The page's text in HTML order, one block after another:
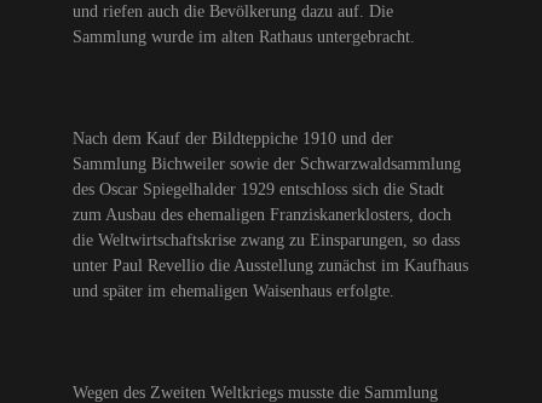
und riefen auch die Bevölkerung dazu auf. Die
Sammlung wurde im alten Rathaus untergebracht.
Nach dem Kauf der Bildteppiche 1910 und der
Sammlung Bichweiler sowie der Schwarzwaldsammlung
des Oscar Spiegelhalder 1929 entschloss sich die Stadt
zum Ausbau des ehemaligen Franziskanerklosters, doch
die Weltwirtschaftskrise zwang zu Einsparungen, so dass
unter Paul Revellio die Ausstellung zunächst im Kaufhaus
und später im ehemaligen Waisenhaus erfolgte.
Wegen des Zweiten Weltkriegs musste die Sammlung